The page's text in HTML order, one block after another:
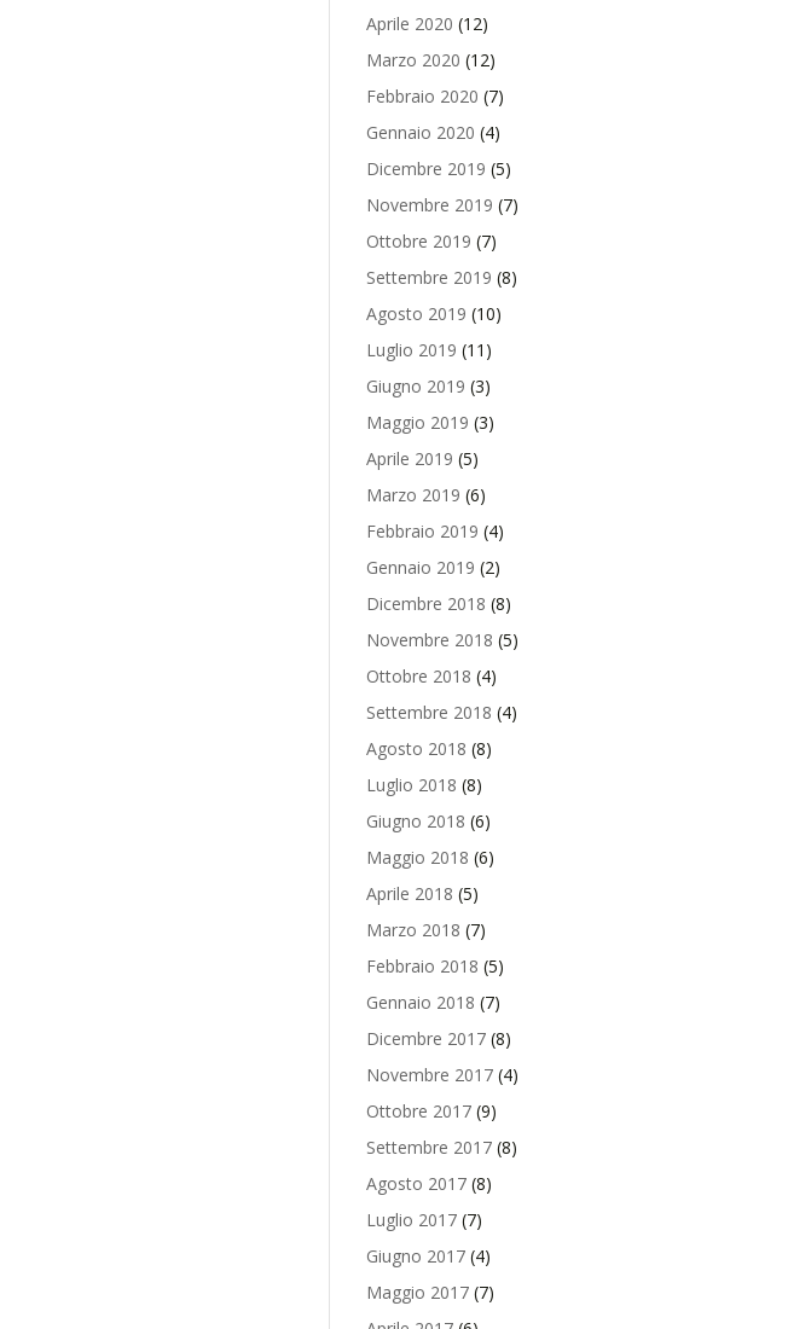
Aprile 2020 (12)
Marzo 2020 (12)
Febbraio 2020 (7)
Gennaio 2020 (4)
Dicembre 2019 (5)
Novembre 2019 (7)
Ottobre 2019 (7)
Settembre 2019 (8)
Agosto 2019 (10)
Luglio 2019 (11)
Giugno 2019 (3)
Maggio 2019 (3)
Aprile 2019 (5)
Marzo 2019 (6)
Febbraio 2019 (4)
Gennaio 2019 (2)
Dicembre 2018 (8)
Novembre 2018 (5)
Ottobre 2018 (4)
Settembre 2018 (4)
Agosto 2018 (8)
Luglio 2018 (8)
Giugno 2018 (6)
Maggio 2018 (6)
Aprile 2018 (5)
Marzo 2018 (7)
Febbraio 2018 (5)
Gennaio 2018 (7)
Dicembre 2017(8)
Novembre 2017(4)
Ottobre 2017(9)
Settembre 2017(8)
Agosto 2017(8)
Luglio 2017(7)
Giugno 2017(4)
Maggio 2017(7)